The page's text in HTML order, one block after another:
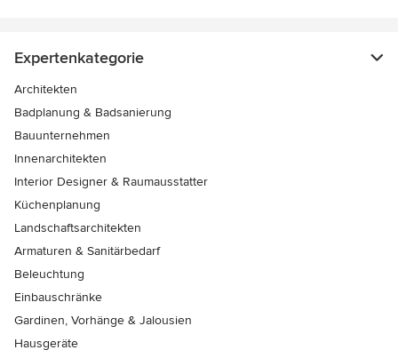
Expertenkategorie
Architekten
Badplanung & Badsanierung
Bauunternehmen
Innenarchitekten
Interior Designer & Raumausstatter
Küchenplanung
Landschaftsarchitekten
Armaturen & Sanitärbedarf
Beleuchtung
Einbauschränke
Gardinen, Vorhänge & Jalousien
Hausgeräte